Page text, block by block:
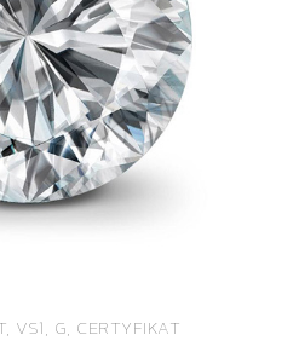
G, CERTYFIKAT
jubilerów